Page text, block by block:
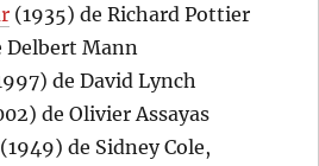
(1935) de Richard Pottier
Delbert Mann
de David Lynch
de Olivier Assayas
(1949) de Sidney Cole,